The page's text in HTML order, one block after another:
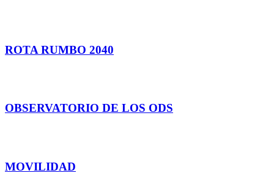
ROTA RUMBO 2040
OBSERVATORIO DE LOS ODS
MOVILIDAD